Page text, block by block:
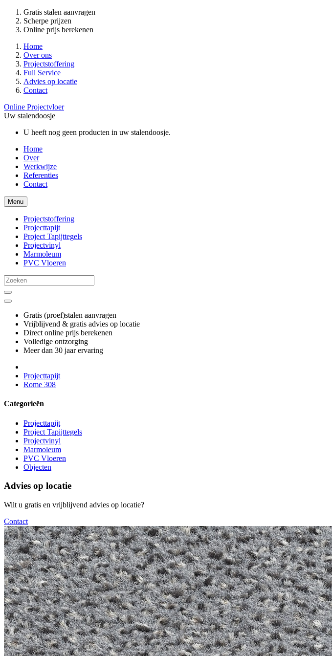
Gratis stalen aanvragen
Scherpe prijzen
Online prijs berekenen
Home
Over ons
Projectstoffering
Full Service
Advies op locatie
Contact
Online Projectvloer
Uw stalendoosje
U heeft nog geen producten in uw stalendoosje.
Home
Over
Werkwijze
Referenties
Contact
Menu
Projectstoffering
Projecttapijt
Project Tapijttegels
Projectvinyl
Marmoleum
PVC Vloeren
Gratis (proef)stalen aanvragen
Vrijblijvend & gratis advies op locatie
Direct online prijs berekenen
Volledige ontzorging
Meer dan 30 jaar ervaring
Projecttapijt
Rome 308
Categorieën
Projecttapijt
Project Tapijttegels
Projectvinyl
Marmoleum
PVC Vloeren
Objecten
Advies op locatie
Wilt u gratis en vrijblijvend advies op locatie?
Contact